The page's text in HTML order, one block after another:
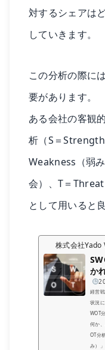
対するシェアは
していきます。
この分析の際に
要があります。
ある会社の客観
析（S＝
Weakness（弱
会）、T＝
として用いると
株式会社Yado
か
経営
状況
WOT
何か
OT分
み）